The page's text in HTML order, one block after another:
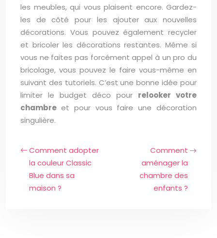
les meubles, qui vous plaisent encore. Gardez-
les de côté pour les ajouter aux nouvelles
décorations. Vous pouvez également recycler
et bricoler les décorations restantes. Même si
vous ne faites pas forcément appel à un pro du
bricolage, vous pouvez le faire vous-même en
suivant des tutoriels. C’est une bonne idée pour
limiter le budget déco pour relooker votre
chambre et pour vous faire une décoration
singulière.
Comment adopter
la couleur Classic
Blue dans sa
maison ?
Comment
aménager la
chambre des
enfants ?